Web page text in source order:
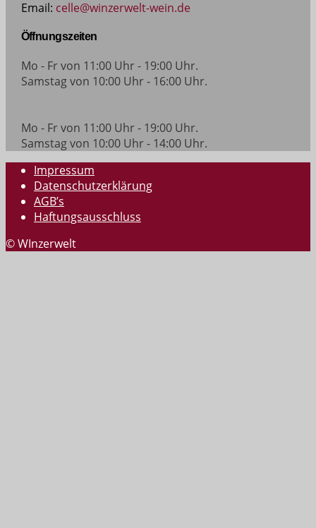
Email: celle@winzerwelt-wein.de
Öffnungszeiten
Mo - Fr von 11:00 Uhr - 19:00 Uhr.
Samstag von 10:00 Uhr - 16:00 Uhr.
Mo - Fr von 11:00 Uhr - 19:00 Uhr.
Samstag von 10:00 Uhr - 14:00 Uhr.
Impressum
Datenschutzerklärung
AGB’s
Haftungsausschluss
© WInzerwelt